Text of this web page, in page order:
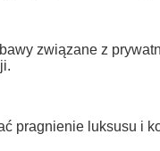
związane z
pragnienie luksusu i